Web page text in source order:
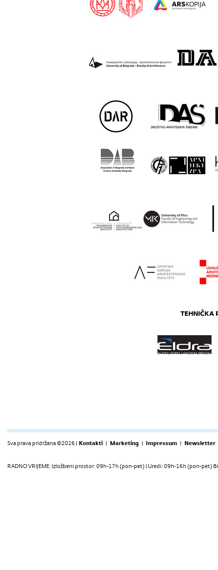
TEHNIČKA
Sva prava pridržana ©2026 | Kontakti | Marketing | Impressum | Newsletter
RADNO VRIJEME: Izložbeni prostor: 09h-17h (pon-pet) | Uredi: 09h-16h (pon-pet)